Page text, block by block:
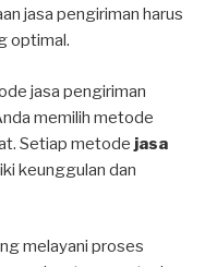
jasa pengiriman harus
optimal.
jasa pengiriman
memilih metode
Setiap metode jasa
keunggulan dan
melayani proses